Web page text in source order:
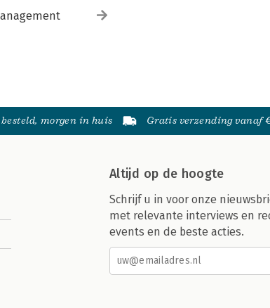
morgen in huis Gratis verzending vanaf
Altijd op de hoogte
Schrijf u in voor onze
met relevante interviews en
events en de beste acties.